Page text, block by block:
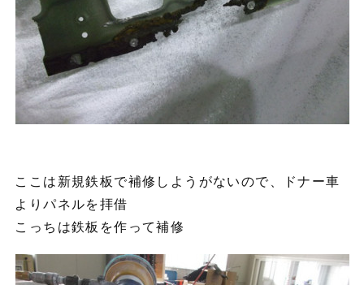
ここは新規鉄板で補修しようがないので、ドナー車
よりパネルを拝借
こっちは鉄板を作って補修